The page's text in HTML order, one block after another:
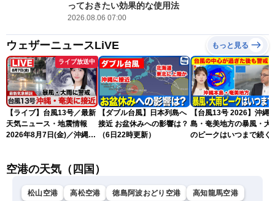
っておきたい効果的な使用法
2026.08.06 07:00
ウェザーニュースLiVE もっと見る
ライブ放送中
【ライブ】台風13号／最新
天気ニュース・地震情報
2026年8月7日(金)／沖縄・
スLiVEモーニング・松本真
【ダブル台風】日本列島へ
接近 お盆休みへの影響は？
（6日22時更新）
【台風13号 2026】沖縄
島・奄美地方の暴風・大
のピークはいつまで続く
空港の天気（四国）
松山空港 高松空港 徳島阿波おどり空港 高知龍馬空港